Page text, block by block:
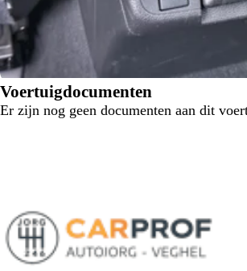
achterbank verwarmd
Voertuigdocumenten
Er zijn nog geen documenten aan dit